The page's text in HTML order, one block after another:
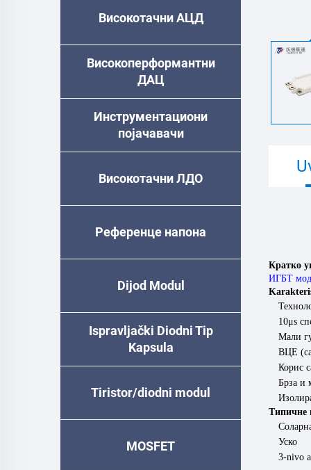
Високотачни АЦД
Високоперформантни
ДАЦ
Инструментациони
појачавачи
Високотачни ЛДО
Референце напона
Dijod Modul
Ispravljački Diodni Tip
Kapsula
Tiristor/diodni modul
MOSFET
Кратко
ИГБТ
10μs
Мали
ВЦЕ
Корис
Брза и
Типичне
Уско
3-nivo